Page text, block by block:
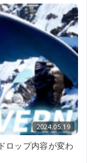
2024.05.19
ロップ内容が変わ